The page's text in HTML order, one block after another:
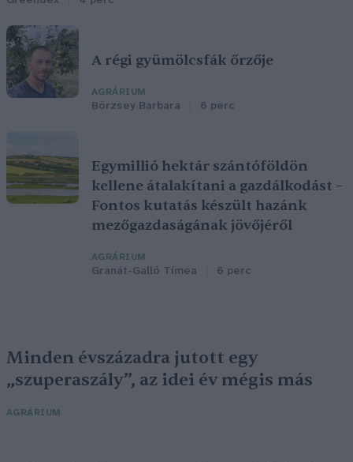
A régi gyümölcsfák őrzője
AGRÁRIUM
Börzsey Barbara 6 perc
Egymillió hektár szántóföldön
kellene átalakítani a gazdálkodást –
Fontos kutatás készült hazánk
mezőgazdaságának jövőjéről
AGRÁRIUM
Granát-Galló Tímea 6 perc
Minden évszázadra jutott egy
„szuperaszály”, az idei év mégis más
AGRÁRIUM